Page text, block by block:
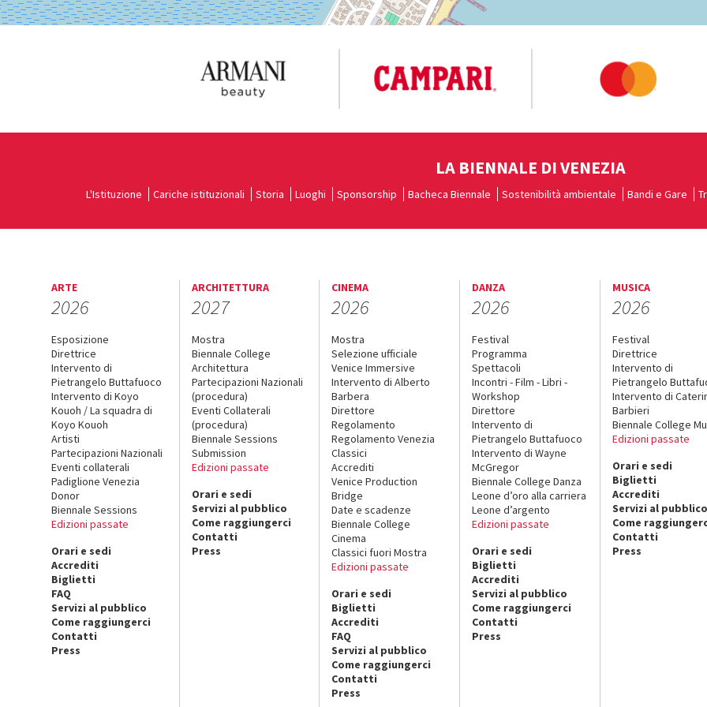
LA BIENNALE DI VENEZIA
L'Istituzione Cariche istituzionali Storia Luoghi Sponsorship Bacheca Biennale Sostenibilità ambientale Bandi e Gare
ARTE
2026
Esposizione
Direttrice
Intervento di
Pietrangelo Buttafuoco
Intervento di Koyo
Kouoh / La squadra di
Koyo Kouoh
Artisti
Partecipazioni Nazionali
Eventi collaterali
Padiglione Venezia
Donor
Biennale Sessions
Edizioni passate
Orari e sedi
Accrediti
Biglietti
FAQ
Servizi al pubblico
Come raggiungerci
Contatti
Press
ARCHITETTURA
2027
Mostra
Biennale College
Architettura
Partecipazioni Nazionali
(procedura)
Eventi Collaterali
(procedura)
Biennale Sessions
Submission
Edizioni passate
Orari e sedi
Servizi al pubblico
Come raggiungerci
Contatti
Press
CINEMA
2026
Mostra
Selezione ufficiale
Venice Immersive
Intervento di Alberto
Barbera
Direttore
Regolamento
Regolamento Venezia
Classici
Accrediti
Venice Production
Bridge
Date e scadenze
Biennale College
Cinema
Classici fuori Mostra
Edizioni passate
Orari e sedi
Biglietti
Accrediti
FAQ
Servizi al pubblico
Come raggiungerci
Contatti
Press
DANZA
2026
Festival
Programma
Spettacoli
Incontri - Film - Libri -
Workshop
Direttore
Intervento di
Pietrangelo Buttafuoco
Intervento di Wayne
McGregor
Biennale College Danza
Leone d’oro alla carriera
Leone d’argento
Edizioni passate
Orari e sedi
Biglietti
Accrediti
Servizi al pubblico
Come raggiungerci
Contatti
Press
MUSICA
2026
Festival
Direttrice
Intervento di
Pietrangelo
Intervento di
Barbieri
Biennale College
Edizioni passate
Orari e sedi
Biglietti
Accrediti
Servizi al pubblico
Come
Contatti
Press